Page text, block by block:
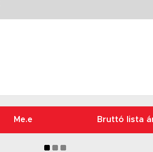
Me.e Bruttó lista